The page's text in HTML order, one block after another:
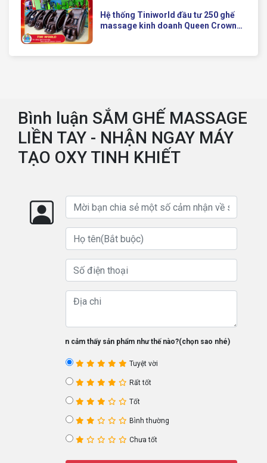
Hệ thống Tiniworld đầu tư 250 ghế
massage kinh doanh Queen Crown
Bình luận SẮM GHẾ MASSAGE
LIỀN TAY - NHẬN NGAY MÁY
TẠO OXY TINH KHIẾT
Bạn cảm thấy sản phẩm như thế nào?(chọn sao nhé)
Tuyệt vời
Rất tốt
Tốt
Bình thường
Chưa tốt